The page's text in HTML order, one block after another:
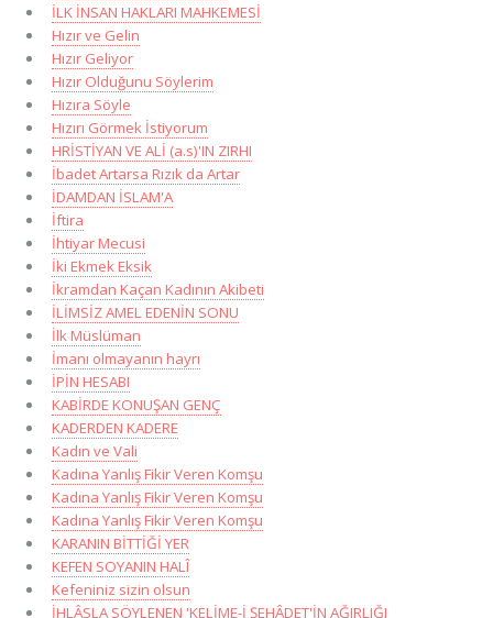
İLK İNSAN HAKLARI MAHKEMESİ
Hızır ve Gelin
Hızır Geliyor
Hızır Olduğunu Söylerim
Hızıra Söyle
Hızırı Görmek İstiyorum
HRİSTİYAN VE ALİ (a.s)'IN ZIRHI
İbadet Artarsa Rızık da Artar
İDAMDAN İSLAM'A
İftira
İhtiyar Mecusi
İki Ekmek Eksik
İkramdan Kaçan Kadının Akibeti
İLİMSİZ AMEL EDENİN SONU
İlk Müslüman
İmanı olmayanın hayrı
İPİN HESABI
KABİRDE KONUŞAN GENÇ
KADERDEN KADERE
Kadın ve Vali
Kadına Yanlış Fikir Veren Komşu
Kadına Yanlış Fikir Veren Komşu
Kadına Yanlış Fikir Veren Komşu
KARANIN BİTTİĞİ YER
KEFEN SOYANIN HALÎ
Kefeniniz sizin olsun
İHLÂSLA SÖYLENEN 'KELİME-İ ŞEHÂDET'İN AĞIRLIĞI